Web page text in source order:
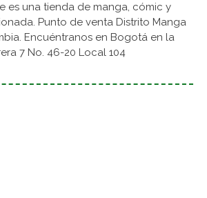
es una tienda de manga, cómic y
Punto de venta Distrito Manga
Encuéntranos en Bogotá en la
7 No. 46-20 Local 104